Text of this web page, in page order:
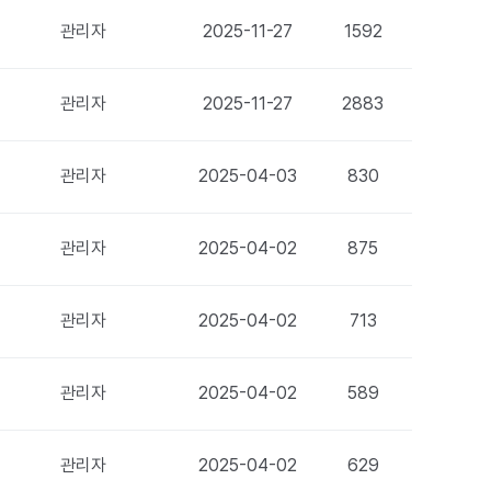
관리자 2025-11-27 1592
관리자 2025-11-27 2883
관리자 2025-04-03 830
관리자 2025-04-02 875
관리자 2025-04-02 713
관리자 2025-04-02 589
관리자 2025-04-02 629